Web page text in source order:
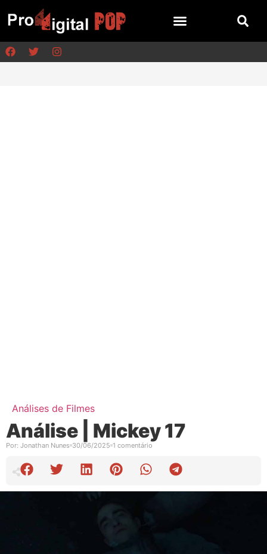
Análises de Filmes
Análise | Mickey 17
Por: Jonathan Nunes 30/06/2025 1 comentário